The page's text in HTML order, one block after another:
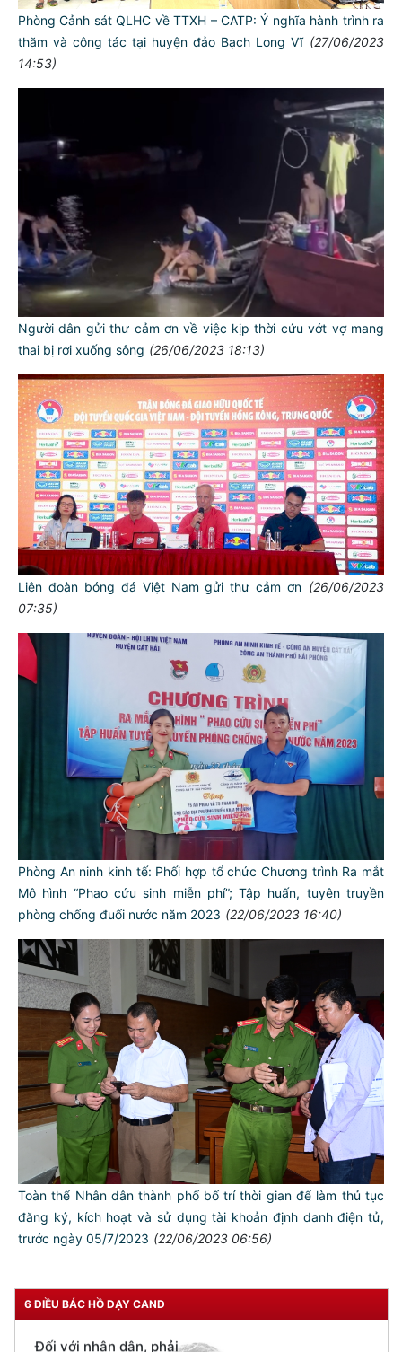
Phòng Cảnh sát QLHC về TTXH – CATP: Ý nghĩa hành trình ra
thăm và công tác tại huyện đảo Bạch Long Vĩ (27/06/2023
14:53)
Người dân gửi thư cảm ơn về việc kịp thời cứu vớt vợ mang
thai bị rơi xuống sông (26/06/2023 18:13)
Liên đoàn bóng đá Việt Nam gửi thư cảm ơn (26/06/2023
07:35)
Phòng An ninh kinh tế: Phối hợp tổ chức Chương trình Ra mắt
Mô hình “Phao cứu sinh miễn phí”; Tập huấn, tuyên truyền
phòng chống đuối nước năm 2023 (22/06/2023 16:40)
Toàn thể Nhân dân thành phố bố trí thời gian để làm thủ tục
đăng ký, kích hoạt và sử dụng tài khoản định danh điện tử,
trước ngày 05/7/2023 (22/06/2023 06:56)
6 ĐIỀU BÁC HỒ DẠY CAND
TƯ CÁCH
NGƯỜI CÔNG AN CÁCH MỆNH LÀ:
Đối với tự mình, phải
CẦN, KIỆM, LIÊM, CHÍNH
Đối với đồng sự, phải
THÂN ÁI GIÚP ĐỠ
Đối với chính phủ, phải
TUYỆT ĐỐI TRUNG THÀNH
KÍNH TRỌNG LỄ PHÉP
TẬN TỤY